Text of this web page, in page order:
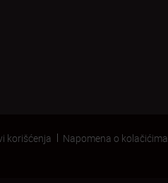
korišćenja Napomena o kolačićima